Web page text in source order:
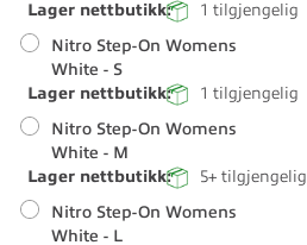
Lager nettbutikk: 1 tilgjengelig
Nitro Step-On Womens
White - S
Lager nettbutikk: 1 tilgjengelig
Nitro Step-On Womens
White - M
Lager nettbutikk: 5+ tilgjengelig
Nitro Step-On Womens
White - L